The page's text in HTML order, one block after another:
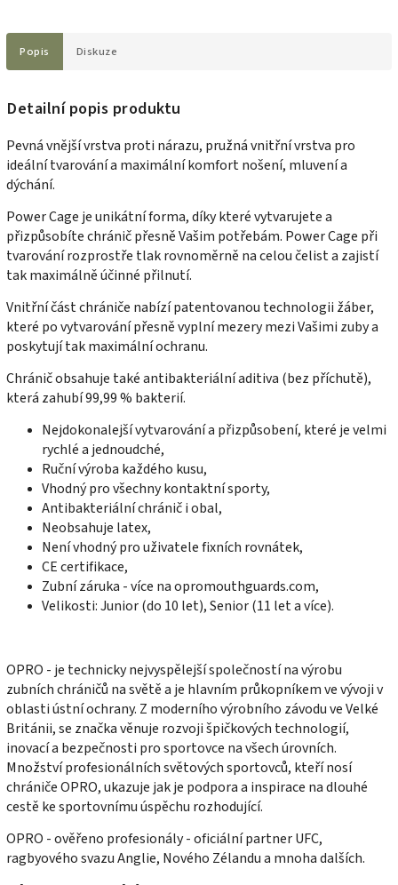
Popis Diskuze
Detailní popis produktu
Pevná vnější vrstva proti nárazu, pružná vnitřní vrstva pro
ideální tvarování a maximální komfort nošení, mluvení a
dýchání.
Power Cage je unikátní forma, díky které vytvarujete a
přizpůsobíte chránič přesně Vašim potřebám. Power Cage při
tvarování rozprostře tlak rovnoměrně na celou čelist a zajistí
tak maximálně účinné přilnutí.
Vnitřní část chrániče nabízí patentovanou technologii žáber,
které po vytvarování přesně vyplní mezery mezi Vašimi zuby a
poskytují tak maximální ochranu.
Chránič obsahuje také antibakteriální aditiva (bez příchutě),
která zahubí 99,99 % bakterií.
Nejdokonalejší vytvarování a přizpůsobení, které je velmi
rychlé a jednoudché,
Ruční výroba každého kusu,
Vhodný pro všechny kontaktní sporty,
Antibakteriální chránič i obal,
Neobsahuje latex,
Není vhodný pro uživatele fixních rovnátek,
CE certifikace,
Zubní záruka - více na opromouthguards.com,
Velikosti: Junior (do 10 let), Senior (11 let a více).
OPRO - je technicky nejvyspělejší společností na výrobu
zubních chráničů na světě a je hlavním průkopníkem ve vývoji v
oblasti ústní ochrany. Z moderního výrobního závodu ve Velké
Británii, se značka věnuje rozvoji špičkových technologií,
inovací a bezpečnosti pro sportovce na všech úrovních.
Množství profesionálních světových sportovců, kteří nosí
chrániče OPRO, ukazuje jak je podpora a inspirace na dlouhé
cestě ke sportovnímu úspěchu rozhodující.
OPRO - ověřeno profesionály - oficiální partner UFC,
ragbyového svazu Anglie, Nového Zélandu a mnoha dalších.